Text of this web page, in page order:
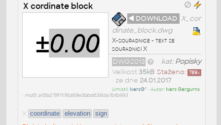
X cordinate block
◄ DOWNLOAD X_cor
dinate_block.dwg
X-souřadnice - text se
souřadnicí X
kat:Popisky
DWG2013
Staženo: 789x
Velikost35kB
• ze dne 24.01.2017
Umístil: IvarsG^ • Autor: Ivars Gargurns
• md5: a15b279f1176d69e3bbd638da7b1b993
X coordinate elevation sign